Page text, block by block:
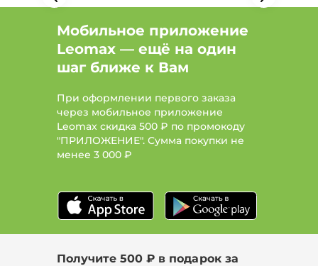
Мобильное приложение
Leomax — ещё на один
шаг ближе к Вам
При оформлении первого заказа
через мобильное приложение
Leomax скидка 500 ₽ по промокоду
"ПРИЛОЖЕНИЕ". Сумма покупки не
менее 3 000 ₽
Получите 500 ₽ в подарок за